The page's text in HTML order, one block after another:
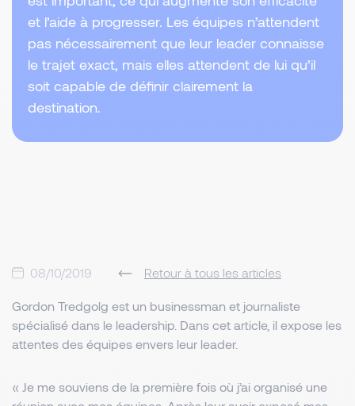
et l’aide à progresser. Les équipes n’attendent
pas nécessairement que leur leader connaisse
le trajet exact, mais elles attendent de lui qu’il
soit capable de définir clairement la
destination.
08/10/2019 Retour à tous les articles
Gordon Tredgolg est un businessman et journaliste
spécialisé dans le leadership. Dans cet article, il expose les
attentes des équipes envers leur leader.
« Je me souviens de la première fois où j’ai organisé une